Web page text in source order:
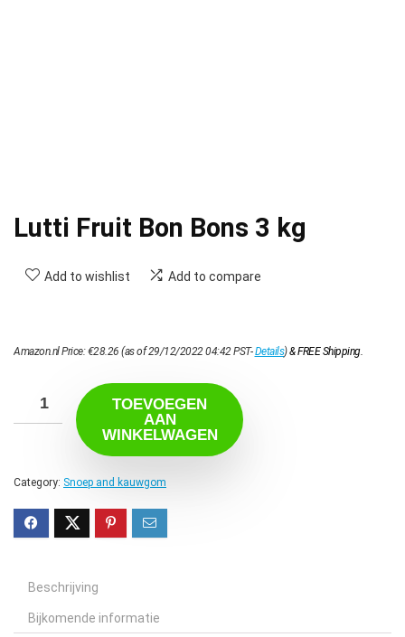
Lutti Fruit Bon Bons 3 kg
Add to wishlist Add to compare
Amazon.nl Price:€28.26 (as of 29/12/2022 04:42 PST-Details)&FREE Shipping.
TOEVOEGEN
AAN
WINKELWAGEN
Category: Snoep and kauwgom
Beschrijving
Bijkomende informatie